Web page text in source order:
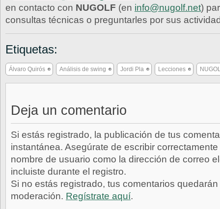
en contacto con NUGOLF (en info@nugolf.net)
consultas técnicas o preguntarles por sus
Etiquetas:
Álvaro Quirós Análisis de swing Jordi Pla Lecciones
Deja un comentario
Si estás registrado, la publicación de tus
instantánea. Asegúrate de escribir
nombre de usuario como la dirección de correo
incluiste durante el registro.
Si no estás registrado, tus comentarios
moderación. Regístrate aquí.